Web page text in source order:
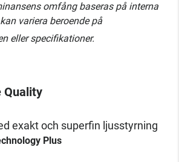
omfång baseras på interna
variera beroende på
eller specifikationer.
Quality
exakt och superfin ljusstyrning
Plus